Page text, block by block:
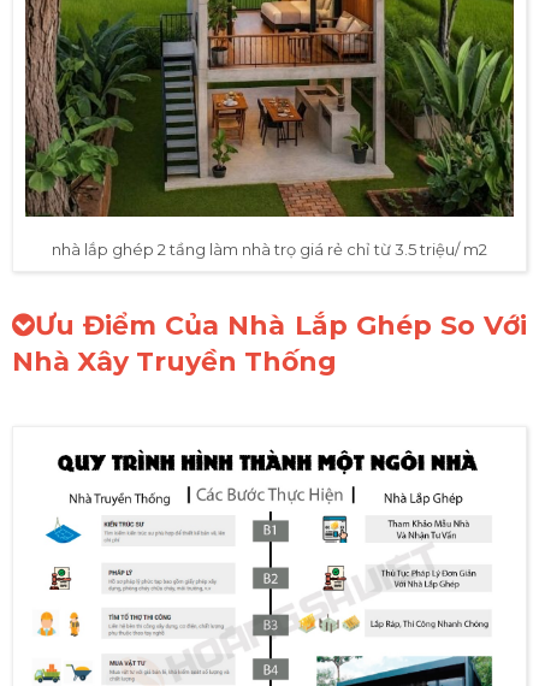
nhà lắp ghép 2 tầng làm nhà trọ giá rẻ chỉ từ 3.5 triệu/ m2
Ưu Điểm Của Nhà Lắp Ghép So Với
Nhà Xây Truyền Thống